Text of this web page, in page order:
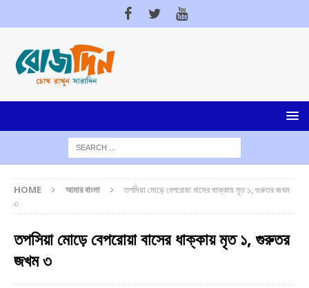
HOME আমার বাংলা
তপসিয়া মোড়ে বেপরোয়া বাসের ধাক্কায় মৃত ১, গুরুতর জখম
৩
তপসিয়া মোড়ে বেপরোয়া বাসের ধাক্কায় মৃত ১, গুরুতর
জখম ৩